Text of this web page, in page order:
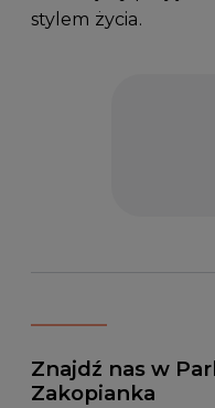
stylem życia.
Znajdź nas w
Zakopianka